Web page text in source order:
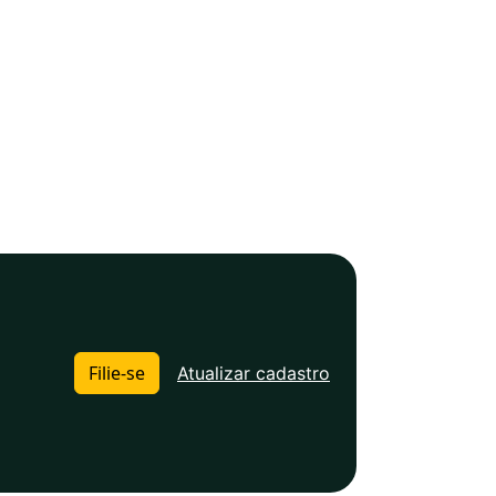
Filie-se Atualizar cadastro